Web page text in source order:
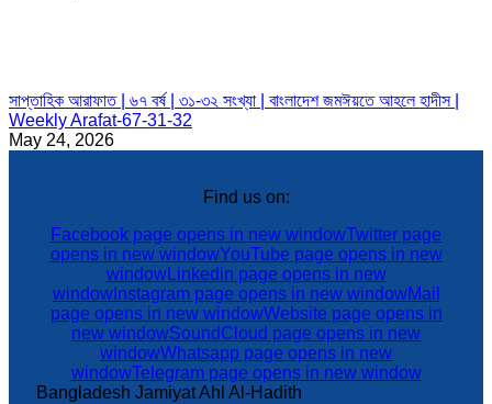
সাপ্তাহিক আরাফাত | ৬৭ বর্ষ | ৩১-৩২ সংখ্যা | বাংলাদেশ জমঈয়তে আহলে হাদীস |
Weekly Arafat-67-31-32
May 24, 2026
Find us on:
Facebook page opens in new windowTwitter page
opens in new windowYouTube page opens in new
windowLinkedin page opens in new
windowInstagram page opens in new windowMail
page opens in new windowWebsite page opens in
new windowSoundCloud page opens in new
windowWhatsapp page opens in new
windowTelegram page opens in new window
Bangladesh Jamiyat Ahl Al-Hadith